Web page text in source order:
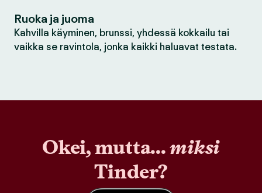
Ruoka ja juoma
Kahvilla käyminen, brunssi, yhdessä kokkailu tai
vaikka se ravintola, jonka kaikki haluavat testata.
Okei, mutta...miksi
Tinder?